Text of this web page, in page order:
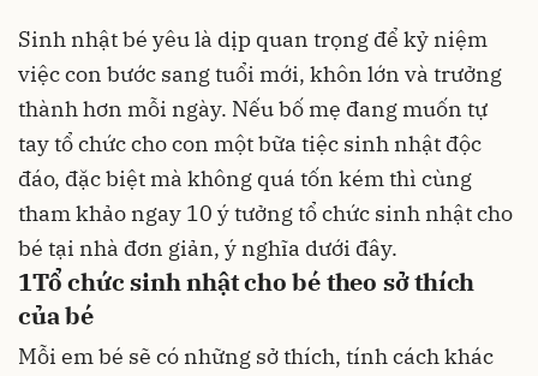
Sinh nhật bé yêu là dịp quan trọng để kỷ niệm
việc con bước sang tuổi mới, khôn lớn và trưởng
thành hơn mỗi ngày. Nếu bố mẹ đang muốn tự
tay tổ chức cho con một bữa tiệc sinh nhật độc
đáo, đặc biệt mà không quá tốn kém thì cùng
tham khảo ngay 10 ý tưởng tổ chức sinh nhật cho
bé tại nhà đơn giản, ý nghĩa dưới đây.
1Tổ chức sinh nhật cho bé theo sở thích
của bé
Mỗi em bé sẽ có những sở thích, tính cách khác